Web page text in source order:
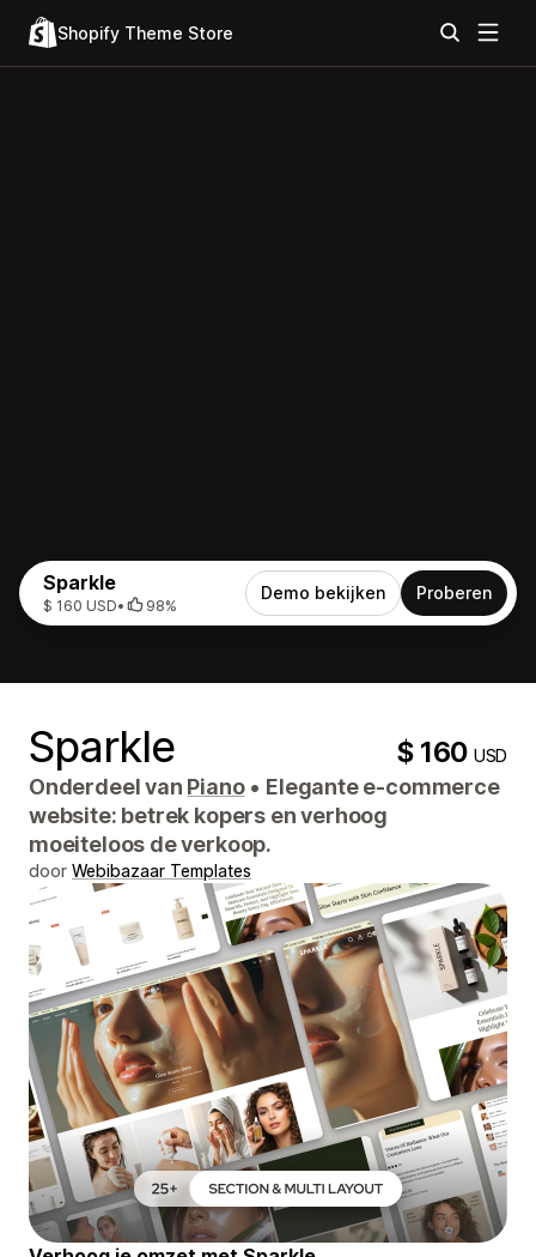
Shopify Theme Store
Sparkle
$ 160 USD• 98%
Demo bekijken Proberen
Sparkle $ 160USD
Onderdeel van Piano • Elegante e-commerce
website: betrek kopers en verhoog
moeiteloos de verkoop.
door Webibazaar Templates